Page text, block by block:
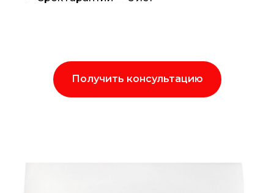
Получить консультацию